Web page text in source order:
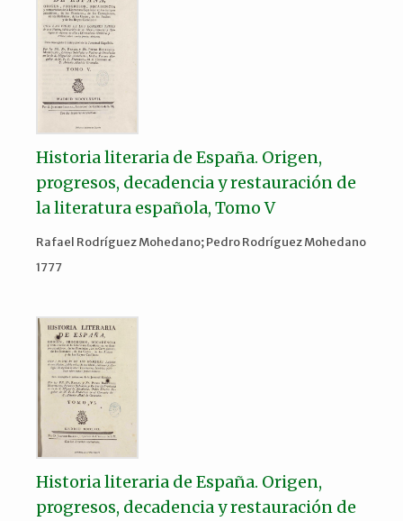
Historia literaria de España. Origen,
progresos, decadencia y restauración de
la literatura española, Tomo V
Rafael Rodríguez Mohedano; Pedro Rodríguez Mohedano
1777
Historia literaria de España. Origen,
progresos, decadencia y restauración de